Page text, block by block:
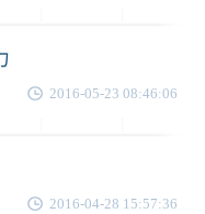
2016-05-23 08:46:06
2016-04-28 15:57:36